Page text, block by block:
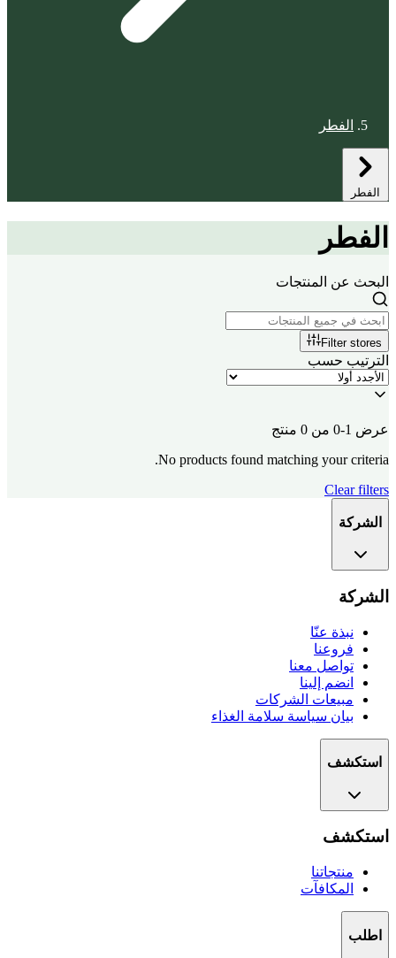
الفطر
الفطر
الفطر
البحث عن المنتجات
Filter stores
الترتيب حسب
عرض 1-0 من 0 منتج
No products found matching your criteria.
Clear filters
الشركة
الشركة
نبذة عنّا
فروعنا
تواصل معنا
انضم إلينا
مبيعات الشركات
بيان سياسة سلامة الغذاء
استكشف
استكشف
منتجاتنا
المكافآت
اطلب